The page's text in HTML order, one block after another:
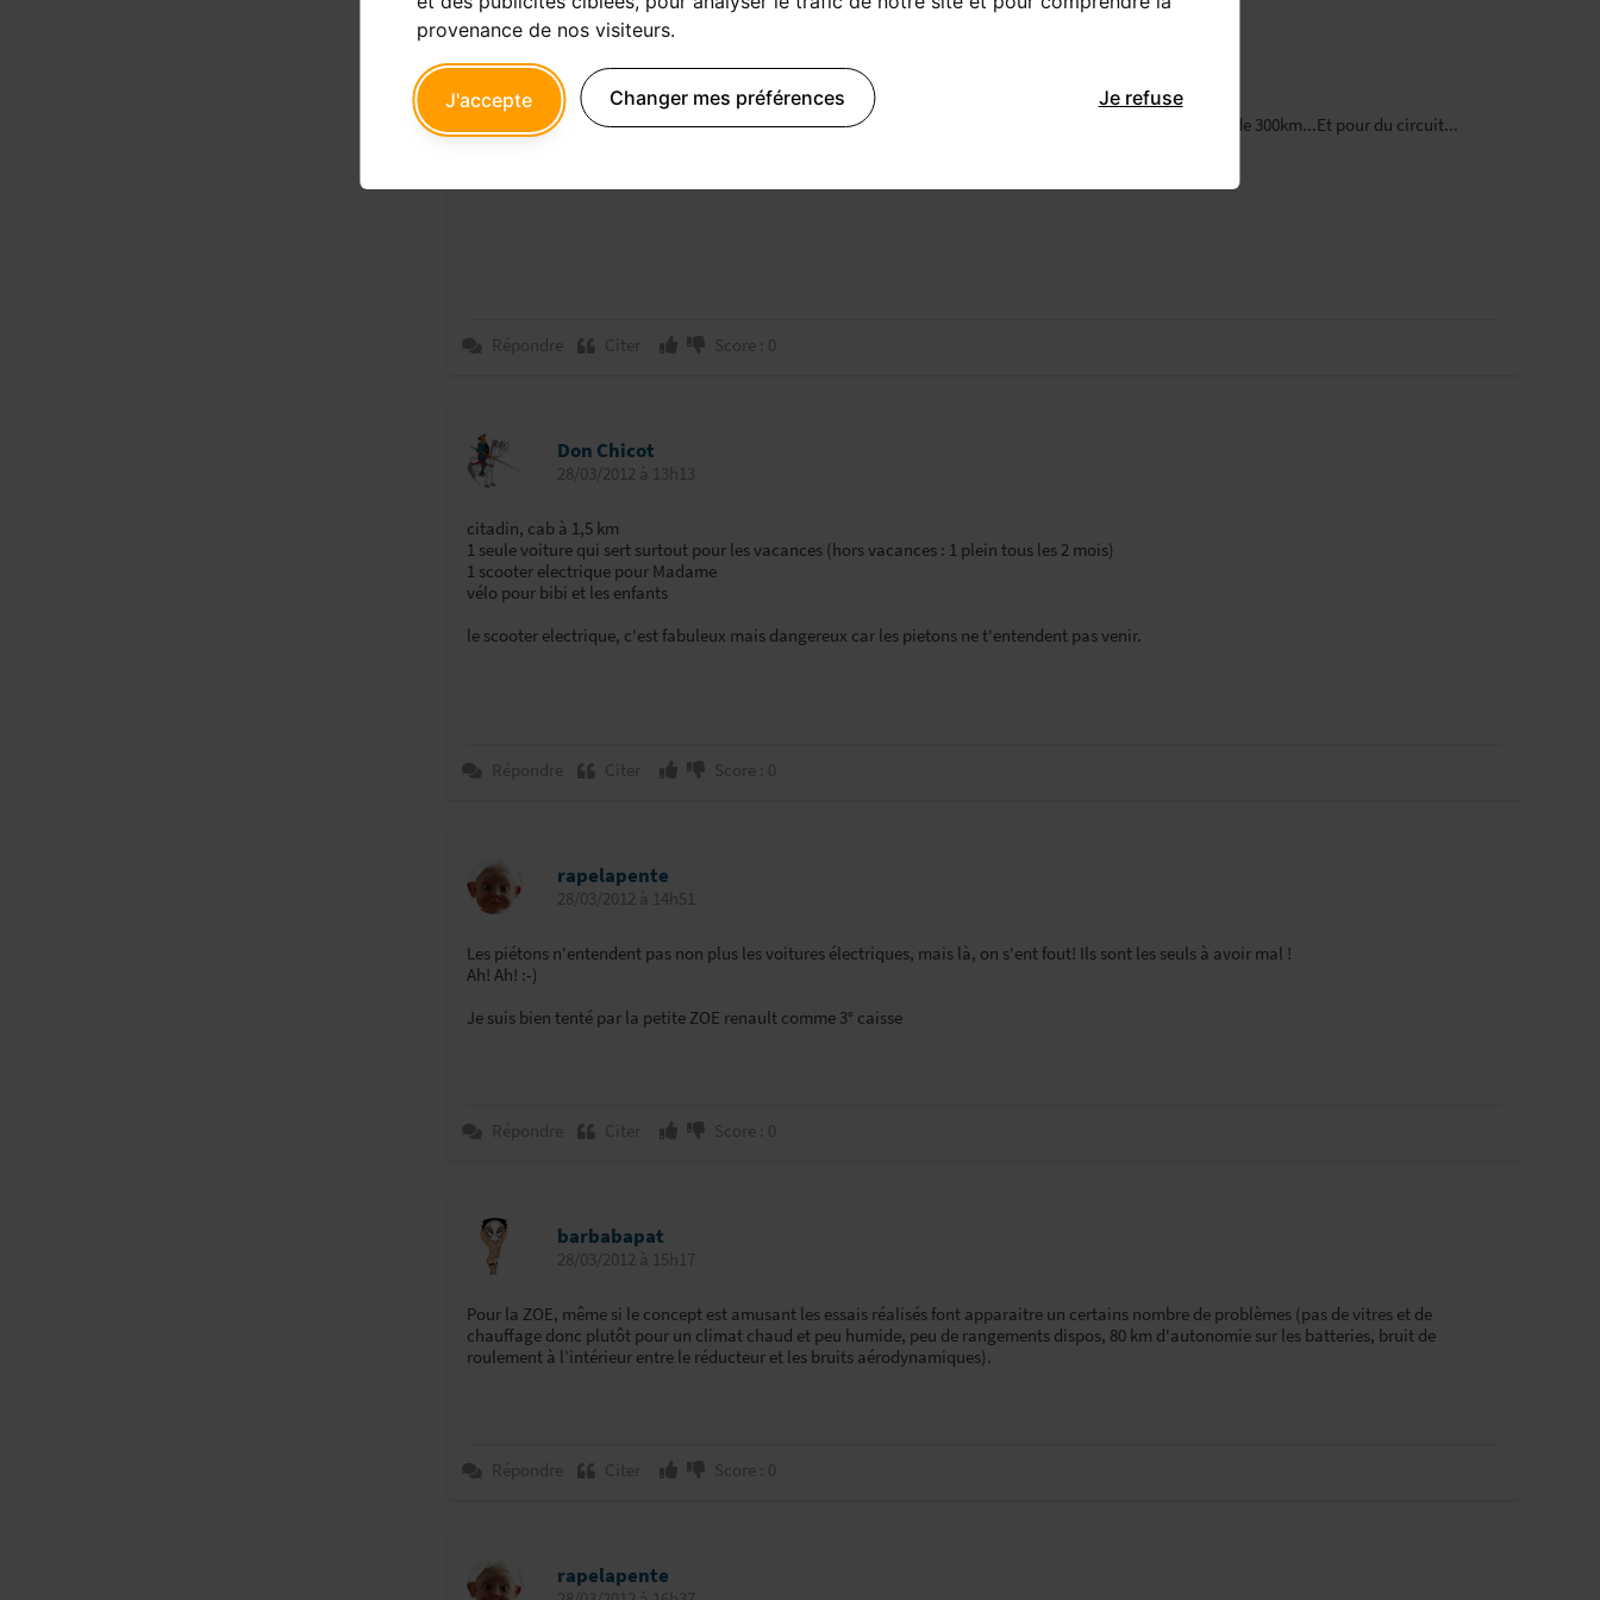
provenance de nos visiteurs.
J'accepte Je refuse
Changer mes préférences
Regardes chez renault la future ZOE.
Ou alors échange une mazout contre une hybride Toyota.
Mais Tesla : bof bof et pour 100 000 euros autant prendre une Porsche pour partir en vacance et faire plus de 300km...Et pour du circuit...
Répondre Citer Score : 0
Don Chicot
28/03/2012 à 13h13
citadin, cab à 1,5 km
1 seule voiture qui sert surtout pour les vacances (hors vacances : 1 plein tous les 2 mois)
1 scooter electrique pour Madame
vélo pour bibi et les enfants
le scooter electrique, c'est fabuleux mais dangereux car les pietons ne t'entendent pas venir.
Répondre Citer Score : 0
rapelapente
28/03/2012 à 14h51
Les piétons n'entendent pas non plus les voitures électriques, mais là, on s'ent fout! Ils sont les seuls à avoir mal !
Ah! Ah! :-)
Je suis bien tenté par la petite ZOE renault comme 3° caisse
Répondre Citer Score : 0
barbabapat
28/03/2012 à 15h17
Pour la ZOE, même si le concept est amusant les essais réalisés font apparaitre un certains nombre de problèmes (pas de vitres et de
chauffage donc plutôt pour un climat chaud et peu humide, peu de rangements dispos, 80 km d'autonomie sur les batteries, bruit de
roulement à l’intérieur entre le réducteur et les bruits aérodynamiques).
Répondre Citer Score : 0
rapelapente